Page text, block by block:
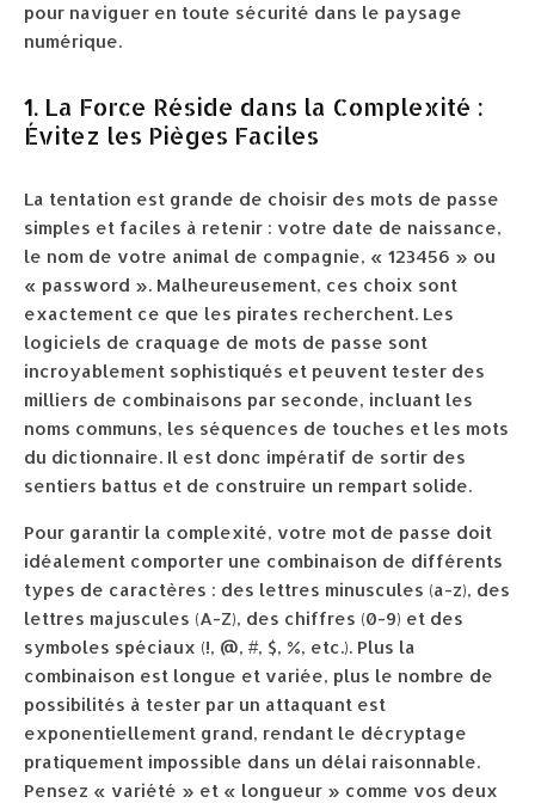
pour naviguer en toute sécurité dans le paysage
numérique.
1. La Force Réside dans la Complexité :
Évitez les Pièges Faciles
La tentation est grande de choisir des mots de passe
simples et faciles à retenir : votre date de naissance,
le nom de votre animal de compagnie, « 123456 » ou
« password ». Malheureusement, ces choix sont
exactement ce que les pirates recherchent. Les
logiciels de craquage de mots de passe sont
incroyablement sophistiqués et peuvent tester des
milliers de combinaisons par seconde, incluant les
noms communs, les séquences de touches et les mots
du dictionnaire. Il est donc impératif de sortir des
sentiers battus et de construire un rempart solide.
Pour garantir la complexité, votre mot de passe doit
idéalement comporter une combinaison de différents
types de caractères : des lettres minuscules (a-z), des
lettres majuscules (A-Z), des chiffres (0-9) et des
symboles spéciaux (!, @, #, $, %, etc.). Plus la
combinaison est longue et variée, plus le nombre de
possibilités à tester par un attaquant est
exponentiellement grand, rendant le décryptage
pratiquement impossible dans un délai raisonnable.
Pensez « variété » et « longueur » comme vos deux